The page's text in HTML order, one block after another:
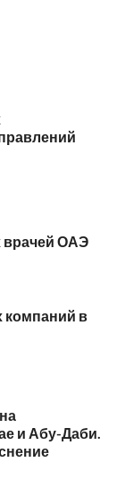
врачей ОАЭ
компаний в
и Абу-Даби.